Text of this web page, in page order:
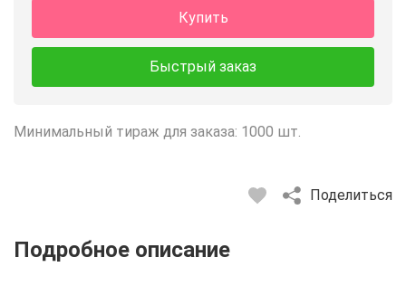
Купить
Быстрый заказ
Минимальный тираж для заказа: 1000 шт.
Поделиться
Описание Отзывы Рецепты